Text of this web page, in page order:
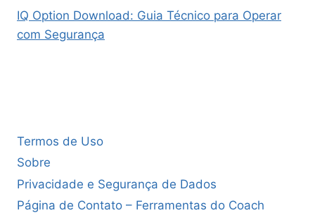
IQ Option Download: Guia Técnico para Operar
com Segurança
Termos de Uso
Sobre
Privacidade e Segurança de Dados
Página de Contato – Ferramentas do Coach